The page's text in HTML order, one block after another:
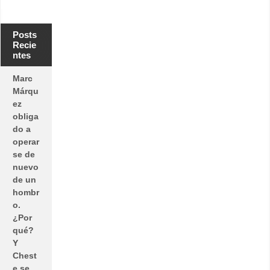
Posts
Recie
ntes
Marc
Márqu
ez
obliga
do a
operar
se de
nuevo
de un
hombr
o.
¿Por
qué?
Y
Chest